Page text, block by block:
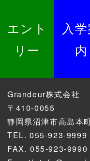
エント
リー
入
内
Grandeur株式会社
〒410-0055
静岡県沼津市高島本
TEL. 055-923-9999
FAX. 055-923-9990